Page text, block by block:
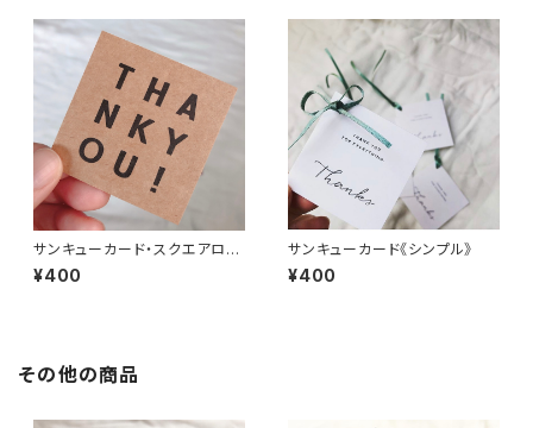
サンキューカード・スクエアロゴ
《クラフト》
¥400
サンキューカード《シンプル》
¥400
その他の商品